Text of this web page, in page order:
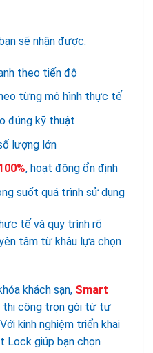
sẽ nhận được:
theo tiến độ
từng mô hình thực tế
đúng kỹ thuật
lượng lớn
, hoạt động ổn định
suốt quá trình sử dụng
tế và quy trình rõ
tâm từ khâu lựa chọn
khách sạn, Smart
thi công trọn gói từ tư
kinh nghiệm triển khai
Lock giúp bạn chọn